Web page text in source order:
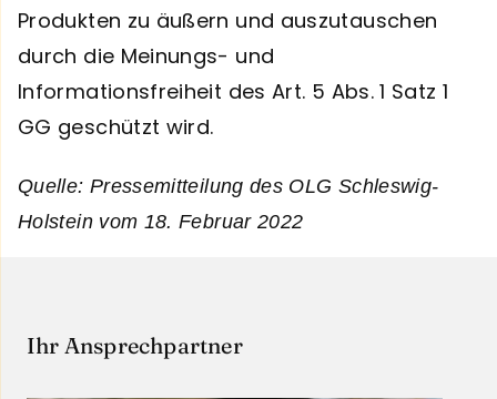
Produkten zu äußern und auszutauschen
durch die Meinungs- und
Informationsfreiheit des Art. 5 Abs. 1 Satz 1
GG geschützt wird.
Quelle: Pressemitteilung des OLG Schleswig-
Holstein vom 18. Februar 2022
Ihr Ansprechpartner